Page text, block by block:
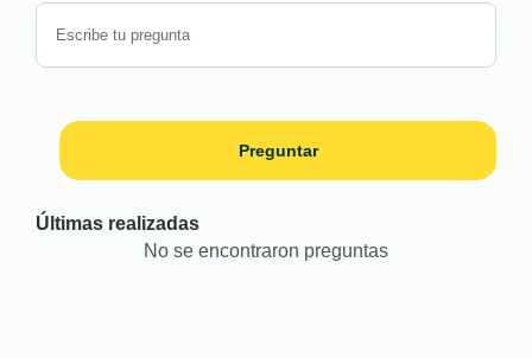
Preguntar
Últimas realizadas
No se encontraron preguntas